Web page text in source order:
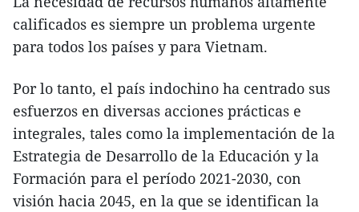
calificados es siempre un problema urgente
para todos los países y para Vietnam.
Por lo tanto, el país indochino ha centrado sus
esfuerzos en diversas acciones prácticas e
integrales, tales como la implementación de la
Estrategia de Desarrollo de la Educación y la
Formación para el período 2021-2030, con
visión hacia 2045, en la que se identifican la